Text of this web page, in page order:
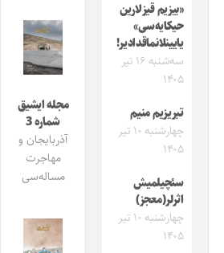
«بیزیم قیزلارین
حیکایه‌سی»
یایینلانماقدادیر!
سه‌شنبه ۱۶ تیر
۱۴۰۵
تبریزیم منیم
چهارشنبه ۱۰ تیر
۱۴۰۵
سئچیلمیش
اثرلر(معجز)
چهارشنبه ۱۰ تیر
۱۴۰۵
مجله ایشیق
شماره 3
آذربایجان و
مهاجرت
مساله‌سی